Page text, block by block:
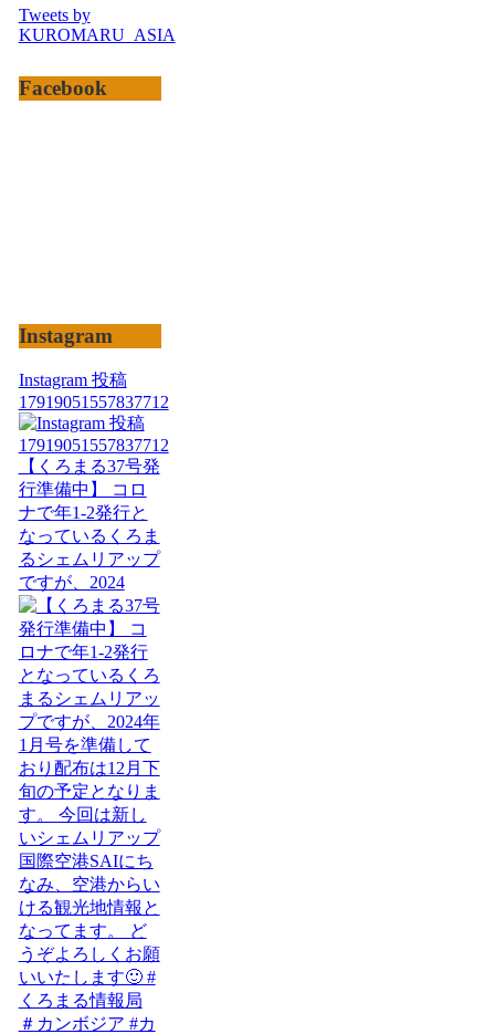
Tweets by
KUROMARU_ASIA
Facebook
Instagram
Instagram 投稿
17919051557837712
【くろまる37号発
行準備中】 コロ
ナで年1-2発行と
なっているくろま
るシェムリアップ
ですが、2024